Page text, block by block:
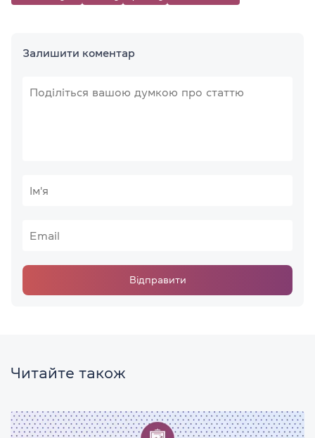
Залишити коментар
Відправити
Читайте також